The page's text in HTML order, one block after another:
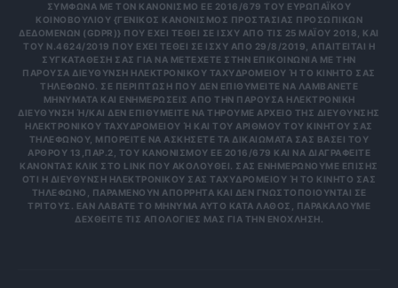
ΣΎΜΦΩΝΑ ΜΕ ΤΟΝ ΚΑΝΟΝΙΣΜΌ ΕΕ 2016/679 ΤΟΥ ΕΥΡΩΠΑΪΚΟΎ
ΚΟΙΝΟΒΟΥΛΊΟΥ {ΓΕΝΙΚΌΣ ΚΑΝΟΝΙΣΜΌΣ ΠΡΟΣΤΑΣΊΑΣ ΠΡΟΣΩΠΙΚΏΝ
ΔΕΔΟΜΈΝΩΝ (GDPR)} ΠΟΥ ΈΧΕΙ ΤΕΘΕΊ ΣΕ ΙΣΧΎ ΑΠΌ ΤΙΣ 25 ΜΑΪ́ΟΥ 2018, ΚΑΙ
ΤΟΥ Ν.4624/2019 ΠΟΥ ΈΧΕΙ ΤΕΘΕΊ ΣΕ ΙΣΧΎ ΑΠΌ 29/8/2019, ΑΠΑΙΤΕΊΤΑΙ Η
ΣΥΓΚΑΤΆΘΕΣΉ ΣΑΣ ΓΙΑ ΝΑ ΜΕΤΈΧΕΤΕ ΣΤΗΝ ΕΠΙΚΟΙΝΩΝΊΑ ΜΕ ΤΗΝ
ΠΑΡΟΎΣΑ ΔΙΕΎΘΥΝΣΗ ΗΛΕΚΤΡΟΝΙΚΟΎ ΤΑΧΥΔΡΟΜΕΊΟΥ Ή ΤΟ ΚΙΝΗΤΌ ΣΑΣ Τ
ΗΛΈΦΩΝΟ. ΣΕ ΠΕΡΊΠΤΩΣΗ ΠΟΥ ΔΕΝ ΕΠΙΘΥΜΕΊΤΕ ΝΑ ΛΑΜΒΆΝΕΤΕ Μ
ΗΝΎΜΑΤΑ ΚΑΙ ΕΝΗΜΕΡΏΣΕΙΣ ΑΠΌ ΤΗΝ ΠΑΡΟΎΣΑ ΗΛΕΚΤΡΟΝΙΚΉ Δ
ΙΕΎΘΥΝΣΗ Ή/ΚΑΙ ΔΕΝ ΕΠΙΘΥΜΕΊΤΕ ΝΑ ΤΗΡΟΎΜΕ ΑΡΧΕΊΟ ΤΗΣ ΔΙΕΎΘΥΝΣΗΣ ΗΛ
ΕΚΤΡΟΝΙΚΟΎ ΤΑΧΥΔΡΟΜΕΊΟΥ Ή ΚΑΙ ΤΟΥ ΑΡΙΘΜΟΎ ΤΟΥ ΚΙΝΗΤΟΎ ΣΑΣ ΤΗΛ
ΕΦΏΝΟΥ, ΜΠΟΡΕΊΤΕ ΝΑ ΑΣΚΉΣΕΤΕ ΤΑ ΔΙΚΑΙΏΜΑΤΆ ΣΑΣ ΒΆΣΕΙ ΤΟΥ ΆΡΘ
ΡΟΥ 13,ΠΑΡ.2, ΤΟΥ ΚΑΝΟΝΙΣΜΟΎ ΕΕ 2016/679 ΚΑΙ ΝΑ ΔΙΑΓΡΑΦΕΊΤΕ ΚΆΝ
ΟΝΤΑΣ ΚΛΙΚ ΣΤΟ LINK ΠΟΥ ΑΚΟΛΟΥΘΕΊ. ΣΑΣ ΕΝΗΜΕΡΏΝΟΥΜΕ ΕΠΊΣΗΣ ΌΤΙ
Η ΔΙΕΎΘΥΝΣΗ ΗΛΕΚΤΡΟΝΙΚΟΎ ΣΑΣ ΤΑΧΥΔΡΟΜΕΊΟΥ Ή ΤΟ ΚΙΝΗΤΌ ΣΑΣ ΤΗΛΈ
ΦΩΝΟ, ΠΑΡΑΜΈΝΟΥΝ ΑΠΌΡΡΗΤΑ ΚΑΙ ΔΕΝ ΓΝΩΣΤΟΠΟΙΟΎΝΤΑΙ ΣΕ ΤΡΊΤ
ΟΥΣ. ΕΆΝ ΛΆΒΑΤΕ ΤΟ ΜΉΝΥΜΑ ΑΥΤΌ ΚΑΤΆ ΛΆΘΟΣ, ΠΑΡΑΚΑΛΟΎΜΕ ΔΕΧΘ
ΕΊΤΕ ΤΙΣ ΑΠΟΛΟΓΊΕΣ ΜΑΣ ΓΙΑ ΤΗΝ ΕΝΌΧΛΗΣΗ.